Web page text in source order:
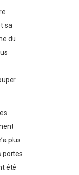
sa
du
plus
portes
été